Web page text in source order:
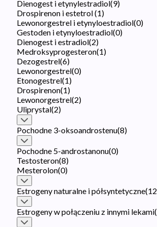
Dienogest i etynylestradiol(9)
Drospirenon i estetrol(1)
Lewonorgestrel i etynyloestradiol(0)
Gestoden i etynyloestradiol(0)
Dienogest i estradiol(2)
Medroksyprogesteron(1)
Dezogestrel(6)
Lewonorgestrel(0)
Etonogestrel(1)
Drospirenon(1)
Lewonorgestrel(2)
Uliprystal(2)
Pochodne 3-oksoandrostenu(8)
Pochodne 5-androstanonu(0)
Testosteron(8)
Mesterolon(0)
Estrogeny naturalne i półsyntetyczne(12
Estrogeny w połączeniu z innymi lekami(